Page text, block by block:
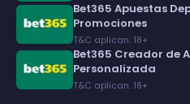
Bet365 Apuestas
Promociones
T&C aplican. 18+
Bet365 Creador de
Personalizada
T&C aplican. 18+